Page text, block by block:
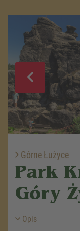
Górne Łużyce
Park
Góry
Opis